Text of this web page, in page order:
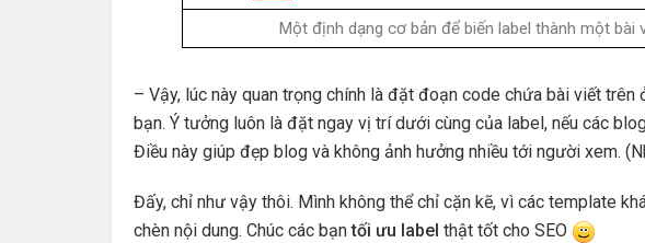
Một định dạng cơ bản để biến label thành một bài
– Vậy, lúc này quan trọng chính là đặt đoạn code chứa bài viết
bạn. Ý tưởng luôn là đặt ngay vị trí dưới cùng của label, nếu các
Điều này giúp đẹp blog và không ảnh hưởng nhiều tới người xem.
Đấy, chỉ như vậy thôi. Mình không thể chỉ cặn kẽ, vì các template
chèn nội dung. Chúc các bạntối ưu label thật tốt cho SEO